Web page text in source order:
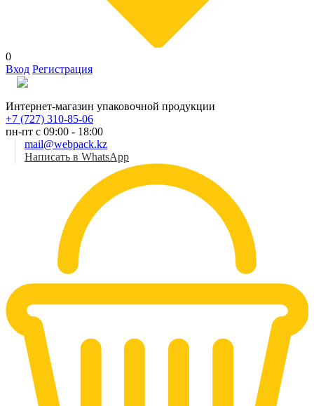
0
Вход Регистрация
Интернет-магазин упаковочной продукции
+7 (727) 310-85-06
пн-пт с 09:00 - 18:00
mail@webpack.kz
Написать в WhatsApp